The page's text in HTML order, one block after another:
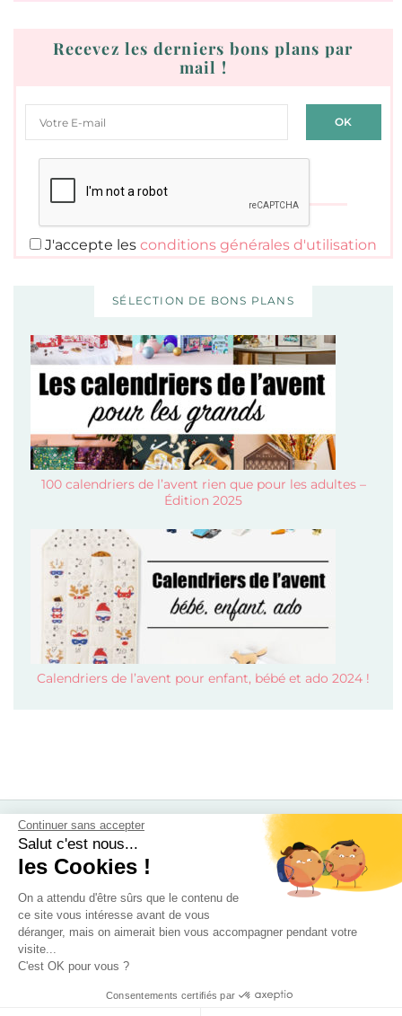
Continuer sans accepter
Salut c'est nous...
les Cookies !
On a attendu d'être sûrs que le contenu de
ce site vous intéresse avant de vous
déranger, mais on aimerait bien vous accompagner pendant votre
visite...
C'est OK pour vous ?
Consentements certifiés par
Recevez les derniers bons plans par
mail !
J'accepte les conditions générales d'utilisation
SÉLECTION DE BONS PLANS
100 calendriers de l’avent rien que pour les adultes –
Édition 2025
Calendriers de l’avent pour enfant, bébé et ado 2024 !
Calendrier de l’avent 2026
Calendrier de l’avent beauté 2026